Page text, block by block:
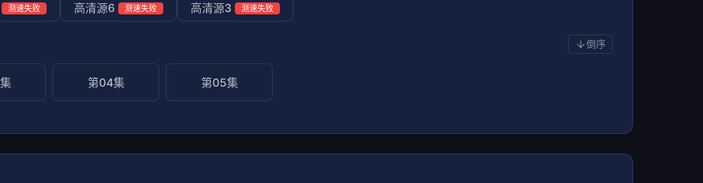
测速失败 高清源6 测速失败 高清源3 测速失败
倒序
第04集 第05集